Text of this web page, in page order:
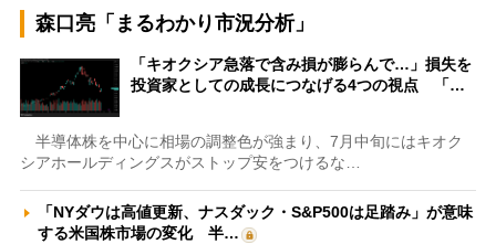
森口亮「まるわかり市況分析」
「キオクシア急落で含み損が膨らんで…」損失を
投資家としての成長につなげる4つの視点 「…
半導体株を中心に相場の調整色が強まり、7月中旬にはキオク
シアホールディングスがストップ安をつけるな…
「NYダウは高値更新、ナスダック・S&P500は足踏み」が意味
する米国株市場の変化 半…